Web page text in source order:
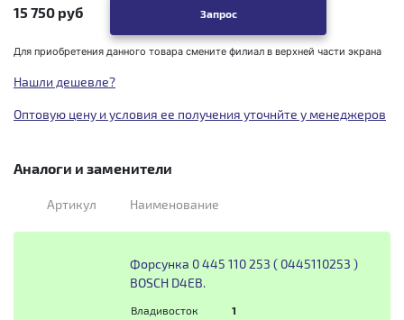
15 750 руб Запрос
Для приобретения данного товара смените филиал в верхней части экрана
Нашли дешевле?
Оптовую цену и условия ее получения уточнйте у менеджеров
Аналоги и заменители
Артикул Наименование
Форсунка 0 445 110 253 ( 0445110253 )
BOSCH D4EB.
Владивосток
1